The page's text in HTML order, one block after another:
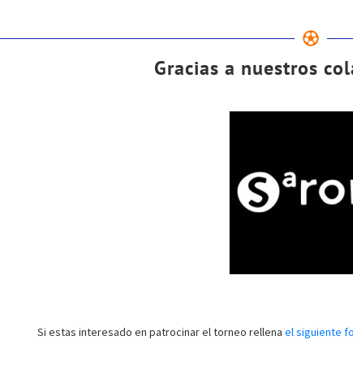
Gracias a nuestros
Si estas interesado en patrocinar el torneo rellena el siguiente